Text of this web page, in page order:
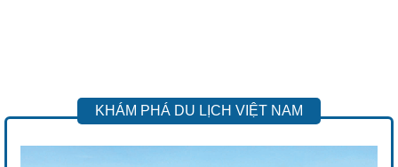
KHÁM PHÁ DU LỊCH VIỆT NAM